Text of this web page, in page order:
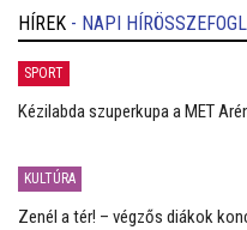
HÍREK - NAPI
SPORT
Kézilabda szuperkupa a MET
KULTÚRA
Zenél a tér! – végzős diákok